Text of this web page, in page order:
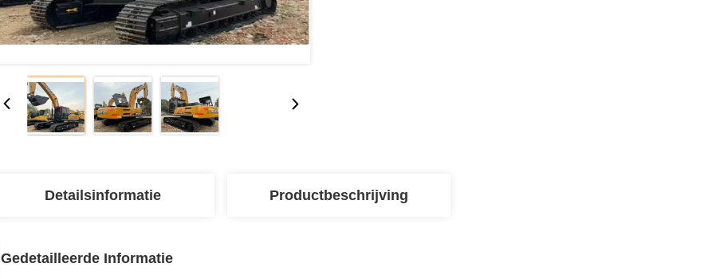
Detailsinformatie Productbeschrijving
Gedetailleerde Informatie